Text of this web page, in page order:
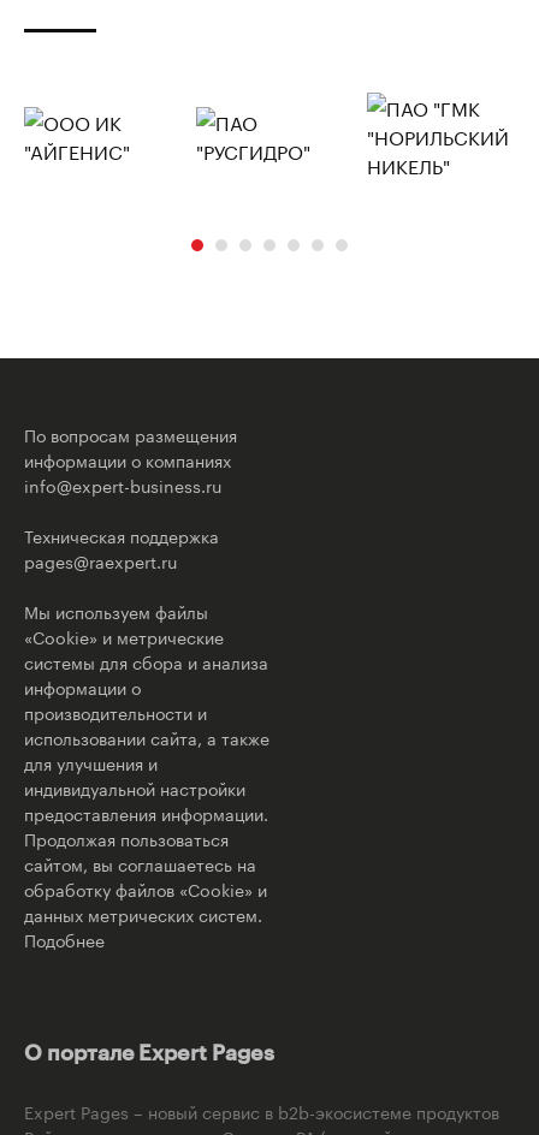
По вопросам размещения
информации о компаниях
info@expert-business.ru
Техническая поддержка
pages@raexpert.ru
Мы используем файлы
«Cookie» и метрические
системы для сбора и анализа
информации о
производительности и
использовании сайта, а также
для улучшения и
индивидуальной настройки
предоставления информации.
Продолжая пользоваться
сайтом, вы соглашаетесь на
обработку файлов «Cookie» и
данных метрических систем.
Подобнее
О портале Expert Pages
Expert Pages – новый сервис в b2b-экосистеме продуктов